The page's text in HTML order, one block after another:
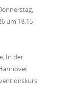
um 18:15
In der